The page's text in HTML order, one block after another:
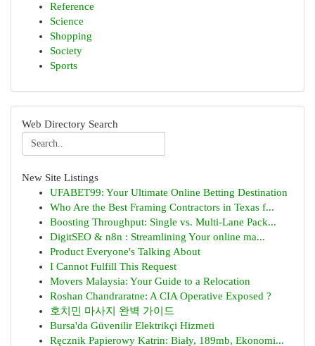
Reference
Science
Shopping
Society
Sports
Web Directory Search
New Site Listings
UFABET99: Your Ultimate Online Betting Destination
Who Are the Best Framing Contractors in Texas f...
Boosting Throughput: Single vs. Multi-Lane Pack...
DigitSEO & n8n : Streamlining Your online ma...
Product Everyone's Talking About
I Cannot Fulfill This Request
Movers Malaysia: Your Guide to a Relocation
Roshan Chandraratne: A CIA Operative Exposed ?
호치민 마사지 완벽 가이드
Bursa'da Güvenilir Elektrikçi Hizmeti
Ręcznik Papierowy Katrin: Biały, 189mb, Ekonomi...